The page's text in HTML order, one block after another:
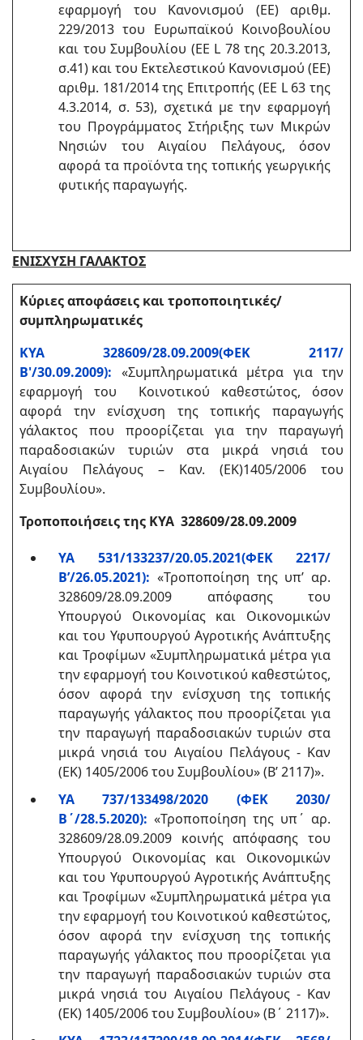
εφαρμογή του Κανονισμού (ΕΕ) αριθμ.
229/2013 του Ευρωπαϊκού Κοινοβουλίου
και του Συμβουλίου (ΕΕ L 78 της 20.3.2013,
σ.41) και του Εκτελεστικού Κανονισμού (ΕΕ)
αριθμ. 181/2014 της Επιτροπής (ΕΕ L 63 της
4.3.2014, σ. 53), σχετικά με την εφαρμογή
του Προγράμματος Στήριξης των Μικρών
Νησιών του Αιγαίου Πελάγους, όσον
αφορά τα προϊόντα της τοπικής γεωργικής
φυτικής παραγωγής.
ΕΝΙΣΧΥΣΗ ΓΑΛΑΚΤΟΣ
Κύριες αποφάσεις και τροποποιητικές/
συμπληρωματικές
ΚΥΑ 328609/28.09.2009(ΦΕΚ 2117/
Β'/30.09.2009): «Συμπληρωματικά μέτρα για την
εφαρμογή του Κοινοτικού καθεστώτος, όσον
αφορά την ενίσχυση της τοπικής παραγωγής
γάλακτος που προορίζεται για την παραγωγή
παραδοσιακών τυριών στα μικρά νησιά του
Αιγαίου Πελάγους – Καν. (ΕΚ)1405/2006 του
Συμβουλίου».
Τροποποιήσεις της ΚΥΑ 328609/28.09.2009
ΥΑ 531/133237/20.05.2021(ΦΕΚ 2217/
Β’/26.05.2021): «Τροποποίηση της υπ’ αρ.
328609/28.09.2009 απόφασης του
Υπουργού Οικονομίας και Οικονομικών
και του Υφυπουργού Αγροτικής Ανάπτυξης
και Τροφίμων «Συμπληρωματικά μέτρα για
την εφαρμογή του Κοινοτικού καθεστώτος,
όσον αφορά την ενίσχυση της τοπικής
παραγωγής γάλακτος που προορίζεται για
την παραγωγή παραδοσιακών τυριών στα
μικρά νησιά του Αιγαίου Πελάγους - Καν
(ΕΚ) 1405/2006 του Συμβουλίου» (Β’ 2117)».
ΥΑ 737/133498/2020 (ΦΕΚ 2030/
Β΄/28.5.2020): «Τροποποίηση της υπ΄ αρ.
328609/28.09.2009 κοινής απόφασης του
Υπουργού Οικονομίας και Οικονομικών
και του Υφυπουργού Αγροτικής Ανάπτυξης
και Τροφίμων «Συμπληρωματικά μέτρα για
την εφαρμογή του Κοινοτικού καθεστώτος,
όσον αφορά την ενίσχυση της τοπικής
παραγωγής γάλακτος που προορίζεται για
την παραγωγή παραδοσιακών τυριών στα
μικρά νησιά του Αιγαίου Πελάγους - Καν
(ΕΚ) 1405/2006 του Συμβουλίου» (Β΄ 2117)».